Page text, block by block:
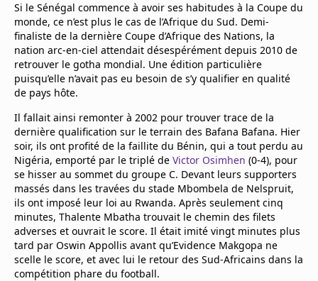
Si le Sénégal commence à avoir ses habitudes à la Coupe du
monde, ce n’est plus le cas de l’Afrique du Sud. Demi-
finaliste de la dernière Coupe d’Afrique des Nations, la
nation arc-en-ciel attendait désespérément depuis 2010 de
retrouver le gotha mondial. Une édition particulière
puisqu’elle n’avait pas eu besoin de s’y qualifier en qualité
de pays hôte.
Il fallait ainsi remonter à 2002 pour trouver trace de la
dernière qualification sur le terrain des Bafana Bafana. Hier
soir, ils ont profité de la faillite du Bénin, qui a tout perdu au
Nigéria, emporté par le triplé de Victor Osimhen (0-4), pour
se hisser au sommet du groupe C. Devant leurs supporters
massés dans les travées du stade Mbombela de Nelspruit,
ils ont imposé leur loi au Rwanda. Après seulement cinq
minutes, Thalente Mbatha trouvait le chemin des filets
adverses et ouvrait le score. Il était imité vingt minutes plus
tard par Oswin Appollis avant qu’Evidence Makgopa ne
scelle le score, et avec lui le retour des Sud-Africains dans la
compétition phare du football.